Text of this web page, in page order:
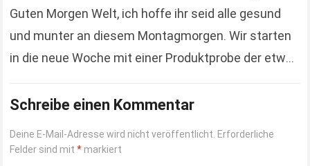
Guten Morgen Welt, ich hoffe ihr seid alle gesund
und munter an diesem Montagmorgen. Wir starten
in die neue Woche mit einer Produktprobe der etwas
Schreibe einen Kommentar
Deine E-Mail-Adresse wird nicht veröffentlicht. Erforderliche
Felder sind mit* markiert